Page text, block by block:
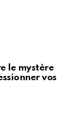
le mystère
vos